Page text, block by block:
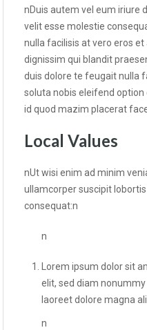
nDuis autem vel eum iriure
velit esse molestie
nulla facilisis at vero eros
dignissim qui blandit
duis dolore te feugait nulla
soluta nobis eleifend
id quod mazim placerat
Local Values
nUt wisi enim ad minim
ullamcorper suscipit
consequat:n
n
Lorem ipsum dolor sit
elit, sed diam
laoreet dolore magna
n